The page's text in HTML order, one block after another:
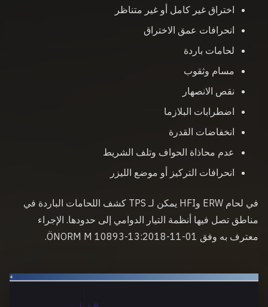
اختراق غير كامل أو غير متناظر
انحرافات عمق الاختراق
لحامات باردة
مسام وثقوب
نقص الانصهار
اضطرابات البلازما
انخفاضات القدرة
عدم محاذاة الحواف وتلف الشريط
انحرافات التركيز أو موضع الليزر
في لحام ERW وHFI يمكن لـ TPS كشف اللحامات الباردة في
مناطق تصل فيها أنظمة التيار الدوامي إلى حدودها. الإجراء
معترف به وفق ÖNORM M 10893-13:2018-11-01.